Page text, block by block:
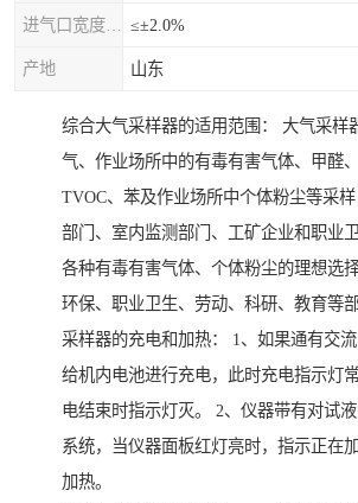
≤±2.0%
产地 山东
综合大气采样器的适用范围： 大气采样
气、作业场所中的有毒有害气体、甲醛、
TVOC、苯及作业场所中个体粉尘等采
部门、室内监测部门、工矿企业和职业
各种有毒有害气体、个体粉尘的理想选
环保、职业卫生、劳动、科研、教育等
采样器的充电和加热： 1、如果通有交
给机内电池进行充电，此时充电指示灯
电结束时指示灯灭。 2、仪器带有对试
系统，当仪器面板红灯亮时，指示正在
加热。